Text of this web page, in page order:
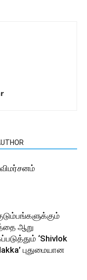
ஆறு
‘Shivlok
புதுமையான